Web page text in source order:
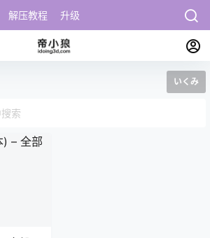
解压教程 升级
いくみ